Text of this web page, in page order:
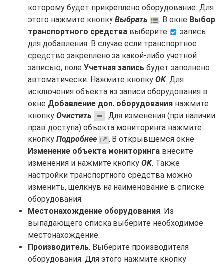
которому будет прикреплено оборудование. Для
этого нажмите кнопку Выбрать . В окне Выбор
транспортного средства выберите
запись
для добавления. В случае если транспортное
средство закреплено за какой-либо учетной
записью, поле Учетная запись будет заполнено
автоматически. Нажмите кнопку OK. Для
исключения объекта из записи оборудования в
окне Добавление доп. оборудования нажмите
кнопку Очистить
. Для изменения (при наличии
прав доступа) объекта мониторинга нажмите
кнопку Подробнее
. В открывшемся окне
Изменение объекта мониторинга внесите
изменения и нажмите кнопку OK. Также
настройки транспортного средства можно
изменить, щелкнув на наименование в списке
оборудования.
Местонахождение оборудования. Из
выпадающего списка выберите необходимое
местонахождение.
Производитель. Выберите производителя
оборудования. Для этого нажмите кнопку